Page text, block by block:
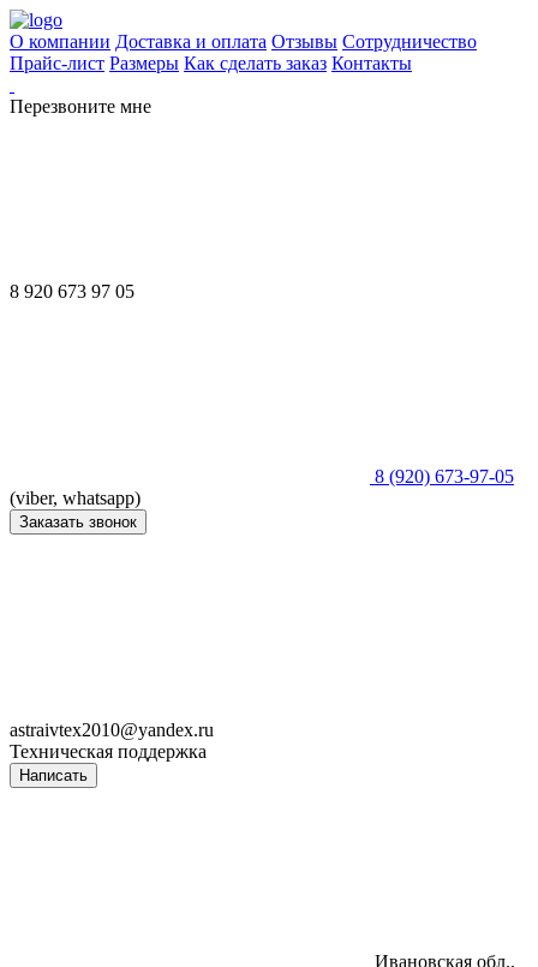
О компании Доставка и оплата Отзывы Сотрудничество
Прайс-лист Размеры Как сделать заказ Контакты
Перезвоните мне
8 920 673 97 05
8 (920) 673-97-05
(viber, whatsapp)
Заказать звонок
astraivtex2010@yandex.ru
Техническая поддержка
Написать
Ивановская обл.,